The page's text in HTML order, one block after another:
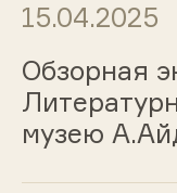
15.04.2025
Обзорная
музею